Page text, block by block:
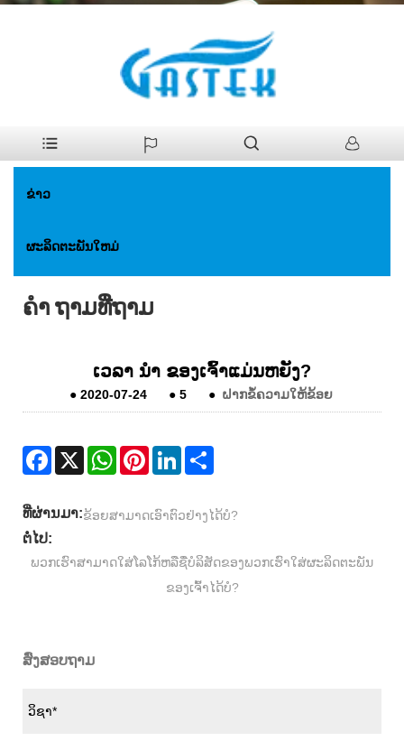
ຂ່າວ
ຜະລິດຕະພັນໃຫມ່
ຄຳ ຖາມທີ່ຖາມ
ເວລາ ນຳ ຂອງເຈົ້າແມ່ນຫຍັງ?
● 2020-07-24 ● 5 ● ຝາກຂໍ້ຄວາມໃຫ້ຂ້ອຍ
Facebook
X WhatsAppPinterestLinkedIn
ທີ່ຜ່ານມາ:ຂ້ອຍສາມາດເອົາຕົວຢ່າງໄດ້ບໍ?
ຕໍ່ໄປ:
ພວກເຮົາສາມາດໃສ່ໂລໂກ້ຫລືຊື່ບໍລິສັດຂອງພວກເຮົາໃສ່ຜະລິດຕະພັນ
ຂອງເຈົ້າໄດ້ບໍ?
ສົ່ງສອບຖາມ